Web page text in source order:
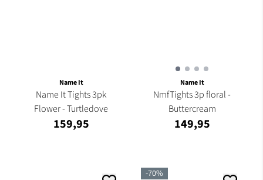
Name It
Name It Tights 3pk
Flower - Turtledove
159,95
Name It
NmfTights 3p floral -
Buttercream
149,95
-70%